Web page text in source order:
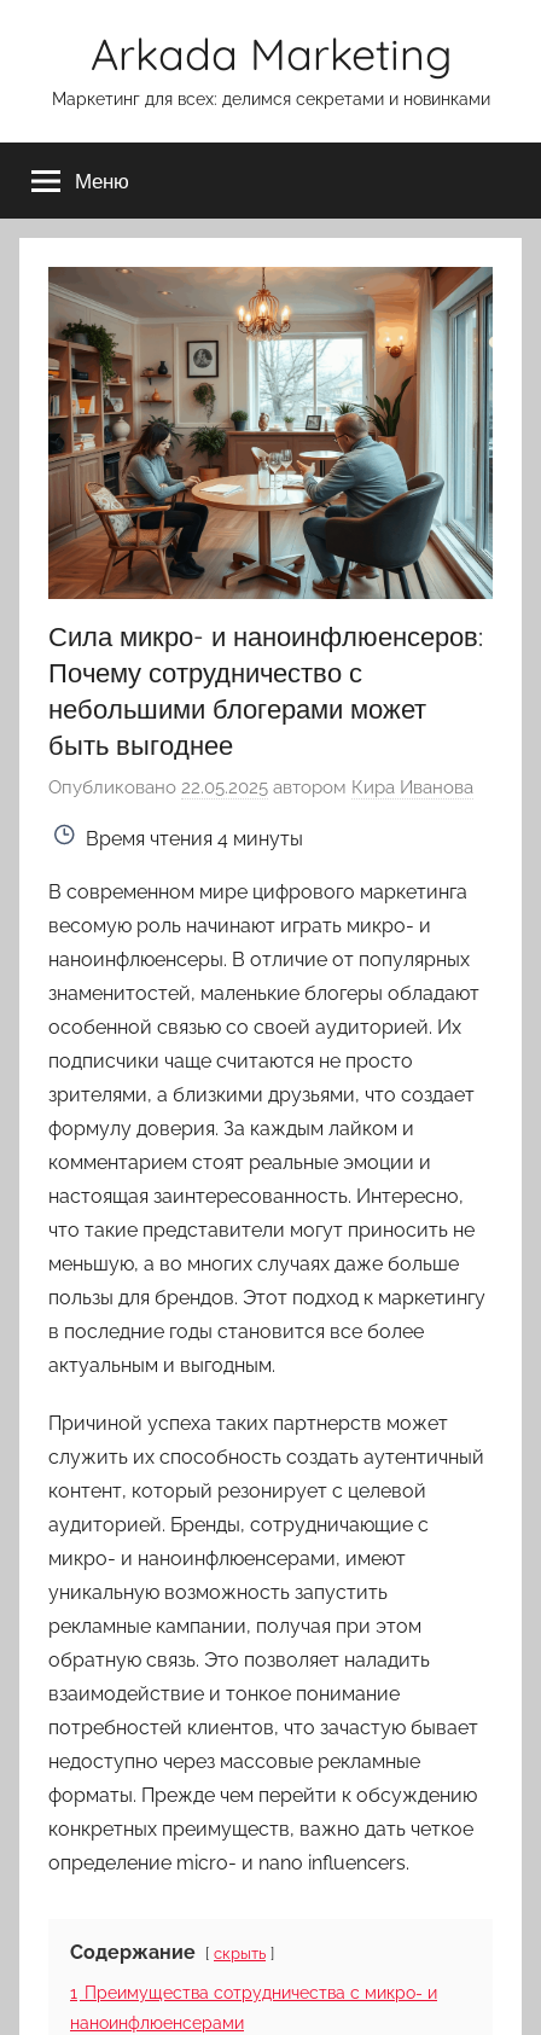
Arkada Marketing
Маркетинг для всех: делимся секретами и новинками
Меню
Сила микро- и наноинфлюенсеров:
Почему сотрудничество с
небольшими блогерами может
быть выгоднее
Опубликовано 22.05.2025 автором Кира Иванова
Время чтения 4 минуты
В современном мире цифрового маркетинга
весомую роль начинают играть микро- и
наноинфлюенсеры. В отличие от популярных
знаменитостей, маленькие блогеры обладают
особенной связью со своей аудиторией. Их
подписчики чаще считаются не просто
зрителями, а близкими друзьями, что создает
формулу доверия. За каждым лайком и
комментарием стоят реальные эмоции и
настоящая заинтересованность. Интересно,
что такие представители могут приносить не
меньшую, а во многих случаях даже больше
пользы для брендов. Этот подход к маркетингу
в последние годы становится все более
актуальным и выгодным.
Причиной успеха таких партнерств может
служить их способность создать аутентичный
контент, который резонирует с целевой
аудиторией. Бренды, сотрудничающие с
микро- и наноинфлюенсерами, имеют
уникальную возможность запустить
рекламные кампании, получая при этом
обратную связь. Это позволяет наладить
взаимодействие и тонкое понимание
потребностей клиентов, что зачастую бывает
недоступно через массовые рекламные
форматы. Прежде чем перейти к обсуждению
конкретных преимуществ, важно дать четкое
определение micro- и nano influencers.
Содержание скрыть
1 Преимущества сотрудничества с микро- и
наноинфлюенсерами